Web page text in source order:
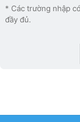
* Các trường nhập
đầy đủ.